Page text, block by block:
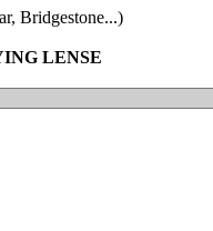
Bridgestone...)
LENSE